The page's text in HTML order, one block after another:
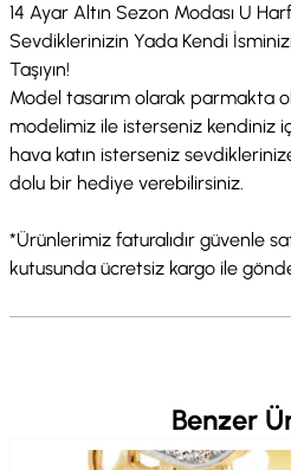
14 Ayar Altın Sezon Modası U
Sevdiklerinizin Yada Kendi
Taşıyın!
Model tasarım olarak parmakta
modelimiz ile isterseniz kendiniz
hava katın isterseniz
dolu bir hediye verebilirsiniz.
*Ürünlerimiz faturalıdır güvenle
kutusunda ücretsiz kargo ile
Benzer